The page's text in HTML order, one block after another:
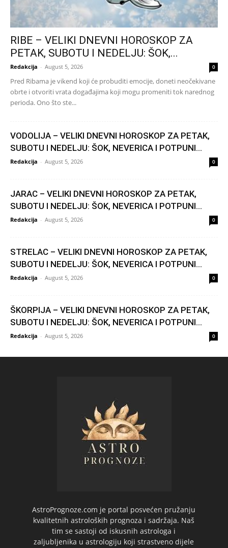
RIBE – VELIKI DNEVNI HOROSKOP ZA
PETAK, SUBOTU I NEDELJU: ŠOK,...
Redakcija - August 5, 2026 0
Pred Ribama je vikend koji će probuditi emocije, doneti neočekivane
obrte i otvoriti vrata događajima koji mogu promeniti tok narednog
perioda. Ono što ste...
VODOLIJA – VELIKI DNEVNI HOROSKOP ZA PETAK,
SUBOTU I NEDELJU: ŠOK, NEVERICA I POTPUNI...
Redakcija - August 5, 2026 0
JARAC – VELIKI DNEVNI HOROSKOP ZA PETAK,
SUBOTU I NEDELJU: ŠOK, NEVERICA I POTPUNI...
Redakcija - August 5, 2026 0
STRELAC – VELIKI DNEVNI HOROSKOP ZA PETAK,
SUBOTU I NEDELJU: ŠOK, NEVERICA I POTPUNI...
Redakcija - August 5, 2026 0
ŠKORPIJA – VELIKI DNEVNI HOROSKOP ZA PETAK,
SUBOTU I NEDELJU: ŠOK, NEVERICA I POTPUNI...
Redakcija - August 5, 2026 0
AstroPrognoze.com je portal posvećen pružanju
kvalitetnih astroloških prognoza i sadržaja. Naš
tim se sastoji od iskusnih astrologa i
zaljubljenika u astrologiju koji strastveno dijele